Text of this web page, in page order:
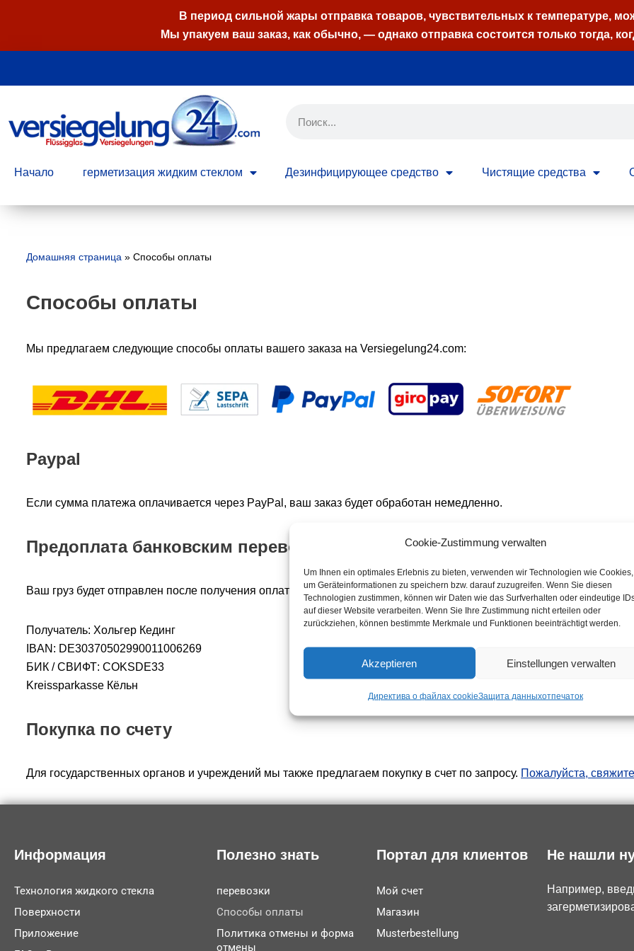
Cookie-Zustimmung verwalten
Um Ihnen ein optimales Erlebnis zu bieten, verwenden wir Technologien wie Cookies,
um Geräteinformationen zu speichern bzw. darauf zuzugreifen. Wenn Sie diesen
Technologien zustimmen, können wir Daten wie das Surfverhalten oder eindeutige
auf dieser Website verarbeiten. Wenn Sie Ihre Zustimmung nicht erteilen oder
zurückziehen, können bestimmte Merkmale und Funktionen beeinträchtigt werden.
Akzeptieren Einstellungen verwalten
Директива о файлах cookieЗащита данныхотпечаток
В период сильной жары отправка товаров, чувствительных к температуре,
Мы упакуем ваш заказ, как обычно, — однако отправка состоится только тогда,
Начало герметизация жидким стеклом Дезинфицирующее средство Чистящие средства
Домашняя страница » Способы оплаты
Способы оплаты
Мы предлагаем следующие способы оплаты вашего заказа на Versiegelung24.com:
Paypal
Если сумма платежа оплачивается через PayPal, ваш заказ будет обработан немедленно.
Предоплата банковским переводом
Ваш груз будет отправлен после получения оплаты авансовым переводом на наш банковский счет.
Получатель: Хольгер Кединг
IBAN: DE30370502990011006269
БИК / СВИФТ: COKSDE33
Kreissparkasse Кёльн
Покупка по счету
Для государственных органов и учреждений мы также предлагаем покупку в счет по запросу. Пожалуйста,
Информация
Технология жидкого стекла
Поверхности
Приложение
Полезно знать
перевозки
Способы оплаты
Политика отмены и форма
отмены
Портал для клиентов
Мой счет
Магазин
Musterbestellung
Не нашли
Например,